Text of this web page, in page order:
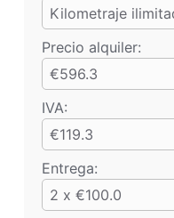
Kilometraje
Precio alquiler:
€596.3
IVA:
€119.3
Entrega:
2 x €100.0